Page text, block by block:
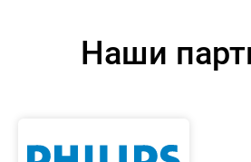
Наши